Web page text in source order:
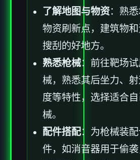
了解地图与物资：熟
物资刷新点，建筑物
搜刮的好地方。
熟悉枪械：前往靶场
械，熟悉其后坐力、
度等特性，选择适合
械。
配件搭配：为枪械装
件，如消音器用于偷